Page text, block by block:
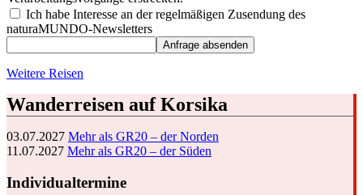
Ich habe Interesse an der regelmäßigen Zusendung des
naturaMUNDO-Newsletters
Anfrage absenden
Weitere Reisen
Wanderreisen auf Korsika
03.07.2027 Mehr als GR20 – der Norden
11.07.2027 Mehr als GR20 – der Süden
Individualtermine